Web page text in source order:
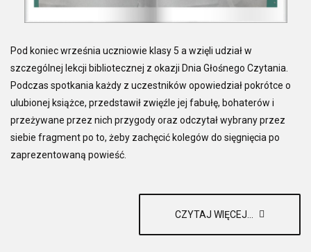
Pod koniec września uczniowie klasy 5 a wzięli udział w
szczególnej lekcji bibliotecznej z okazji Dnia Głośnego Czytania.
Podczas spotkania każdy z uczestników opowiedział pokrótce o
ulubionej książce, przedstawił zwięźle jej fabułę, bohaterów i
przeżywane przez nich przygody oraz odczytał wybrany przez
siebie fragment po to, żeby zachęcić kolegów do sięgnięcia po
zaprezentowaną powieść.
CZYTAJ WIĘCEJ...